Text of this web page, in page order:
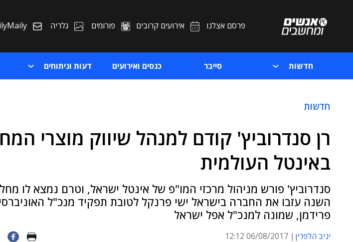
פרסם אצלנו אירועים קרובים פורומים גלריה
חדשות סייבר כנסים ואירועים דעות וניתוחים
חדשות
רן סנדרוביץ' קודם למנהל שיווק מוצרי
באינטל העולמית
סנדרוביץ' פורש מניהול מרכזי המו"פ של אינטל ישראל, וטרם נמצא לו
השנה עזבו את החברה בישראל ישי פרנקל לטובת תפקיד מנכ"ל
פרידמן, שמונה למנכ"ל אפל ישראל
יניב הלפרין 06/08/2017 12:12